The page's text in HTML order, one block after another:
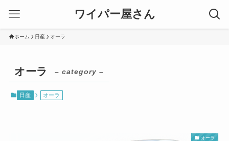
ワイパー屋さん
ホーム 日産 オーラ
オーラ – category –
日産 オーラ
オーラ